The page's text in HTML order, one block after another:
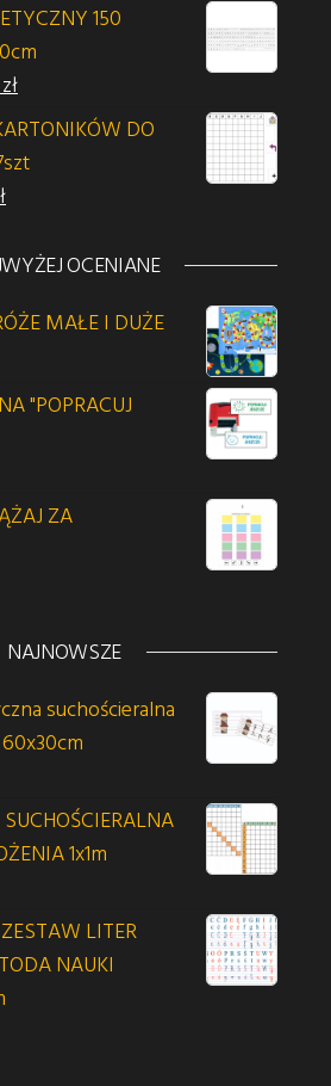
150
cena wynosiła: 280,00 zł.
złAktualna cena wynosi: 275,00 zł.
DO
cena wynosiła: 100,00 zł.
Aktualna cena wynosi: 90,00 zł.
OCENIANE
MAŁE I DUŻE
"POPRACUJ
ZA
NAJNOWSZE
suchościeralna
cena wynosiła: 85,00 zł.
cena wynosi: 80,00 zł.
1x1m
LITER
NAUKI